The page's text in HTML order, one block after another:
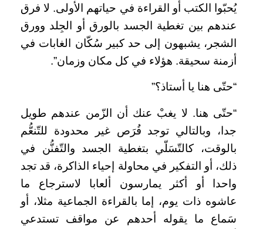
يُحبّوا الكتب أو القراءة في حياتهم الأولى. لا فرق
عندهم بين تغطية الجسد بالورق أو الجِلد وورق
الشجر، يشبهون إلى حد كبير سُكّان الغابات في
أزمنة سحيقة. هؤلاء في كل مكان وزمان”.
“حتّى هنا يا أستاذ؟”
“حتّى هنا. لا يغبْ عنك أن الزّمن عندهم طويل
جدا، وبالتالي توجد فُرَص غير محدودة للتّنعُّم
بالوقت، كالتّسَلّي بتغطية الجسد والتّفنُّن في
ذلك، أو التفكير في محاولة إحياء الذاكرة، قد تجد
واحدا أو أكثر يمارسون ألعابا لاسترجاع ما
عاشوه ذات يوم، إما بالقراءة الجماعية مثلا، أو
سَماع ما يقوله أحدهم عن مواقف تستدعي